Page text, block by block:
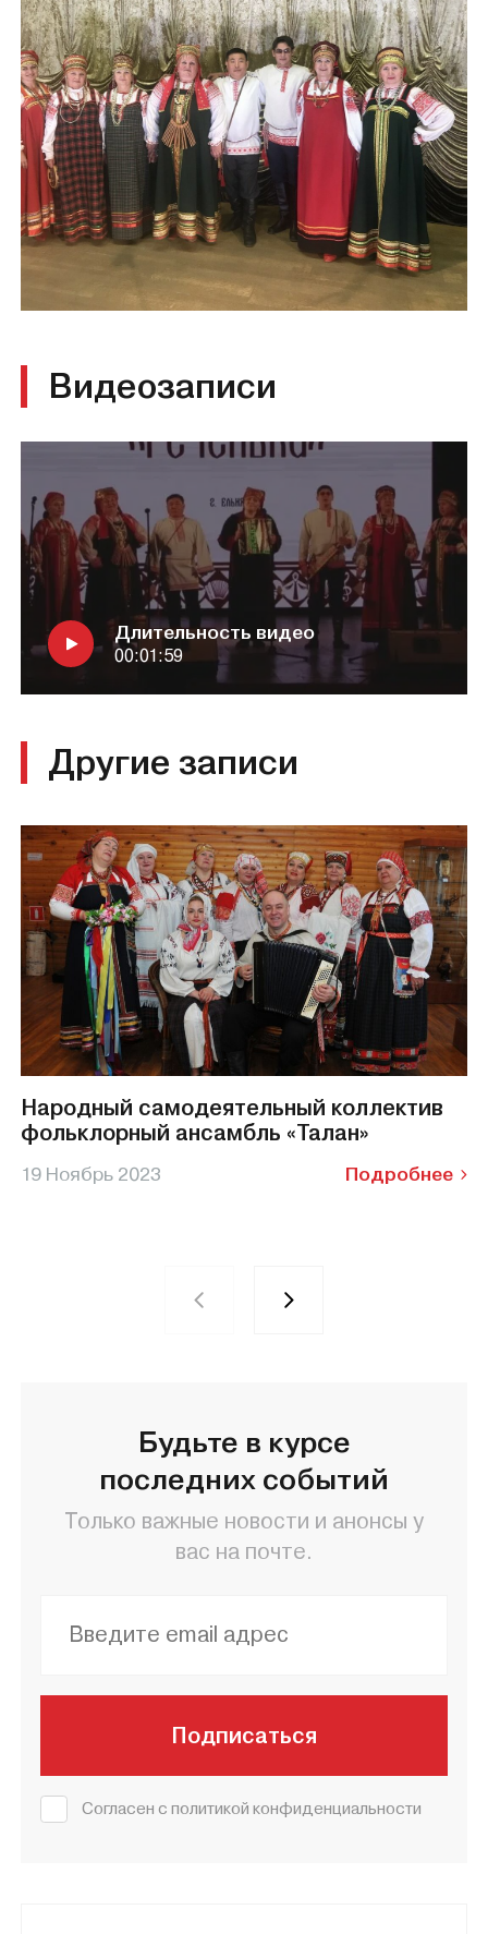
Видеозаписи
Длительность видео
00:01:59
Другие записи
Народный самодеятельный коллектив
фольклорный ансамбль «Талан»
19 Ноябрь 2023 Подробнее
Будьте в курсе
последних событий
Только важные новости и анонсы у
вас на почте.
Подписаться
Согласен с политикой конфиденциальности